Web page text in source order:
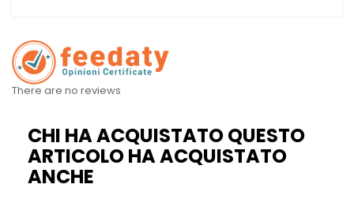
There are no reviews
CHI HA ACQUISTATO QUESTO
ARTICOLO HA ACQUISTATO
ANCHE